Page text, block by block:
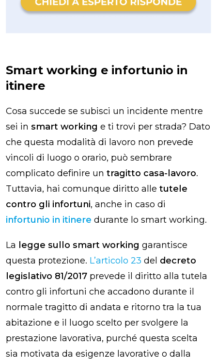
Smart working e infortunio in
itinere
Cosa succede se subisci un incidente mentre
sei in smart working e ti trovi per strada? Dato
che questa modalità di lavoro non prevede
vincoli di luogo o orario, può sembrare
complicato definire un tragitto casa-lavoro.
Tuttavia, hai comunque diritto alle tutele
contro gli infortuni, anche in caso di
infortunio in itinere durante lo smart working.
La legge sullo smart working garantisce
questa protezione. L’articolo 23 del decreto
legislativo 81/2017 prevede il diritto alla tutela
contro gli infortuni che accadono durante il
normale tragitto di andata e ritorno tra la tua
abitazione e il luogo scelto per svolgere la
prestazione lavorativa, purché questa scelta
sia motivata da esigenze lavorative o dalla